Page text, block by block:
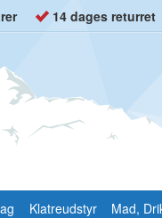
14 dages returret
Klatreudstyr Mad,